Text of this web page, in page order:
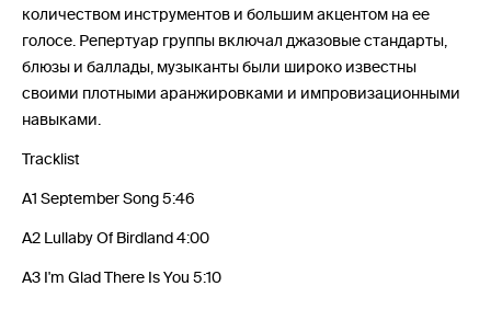
количеством инструментов и большим акцентом на ее
голосе. Репертуар группы включал джазовые стандарты,
блюзы и баллады, музыканты были широко известны
своими плотными аранжировками и импровизационными
навыками.
Tracklist
A1 September Song 5:46
A2 Lullaby Of Birdland 4:00
A3 I'm Glad There Is You 5:10